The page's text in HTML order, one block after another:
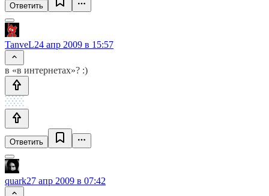
Ответить
TanveL24 апр 2009 в 15:57
в «в интернетах»? :)
Ответить
quark27 апр 2009 в 07:42